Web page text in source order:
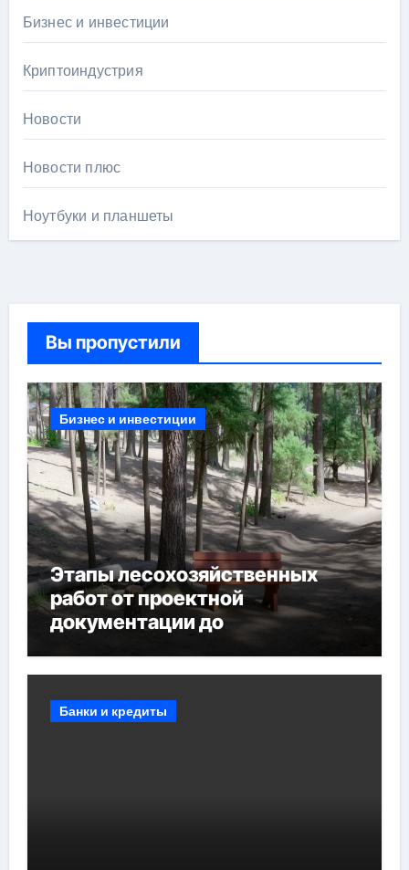
Бизнес и инвестиции
Криптоиндустрия
Новости
Новости плюс
Ноутбуки и планшеты
Вы пропустили
Бизнес и инвестиции
Этапы лесохозяйственных
работ от проектной
документации до
мероприятий и обустройства
Банки и кредиты